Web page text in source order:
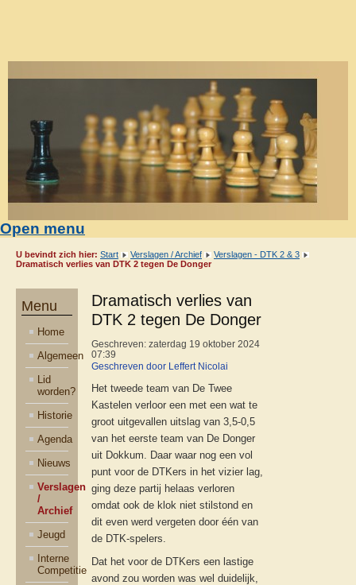
Open menu
U bevindt zich hier: Start Verslagen / Archief
Verslagen - DTK 2 & 3
Dramatisch verlies van DTK 2 tegen De Donger
Menu
Home
Algemeen
Lid
worden?
Historie
Agenda
Nieuws
Verslagen
/
Archief
Jeugd
Interne
Competitie
Dramatisch verlies van
DTK 2 tegen De Donger
Geschreven: zaterdag 19 oktober 2024
07:39
Geschreven door Leffert Nicolai
Het tweede team van De Twee
Kastelen verloor een met een wat te
groot uitgevallen uitslag van 3,5-0,5
van het eerste team van De Donger
uit Dokkum. Daar waar nog een vol
punt voor de DTKers in het vizier lag,
ging deze partij helaas verloren
omdat ook de klok niet stilstond en
dit even werd vergeten door één van
de DTK-spelers.
Dat het voor de DTKers een lastige
avond zou worden was wel duidelijk,